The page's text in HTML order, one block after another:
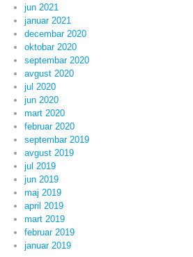
jun 2021
januar 2021
decembar 2020
oktobar 2020
septembar 2020
avgust 2020
jul 2020
jun 2020
mart 2020
februar 2020
septembar 2019
avgust 2019
jul 2019
jun 2019
maj 2019
april 2019
mart 2019
februar 2019
januar 2019